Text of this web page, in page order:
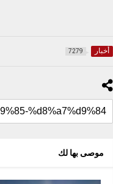
أخبار 7279
موصى بها لك